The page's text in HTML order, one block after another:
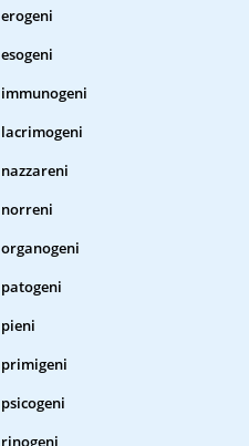
erogeni
esogeni
immunogeni
lacrimogeni
nazzareni
norreni
organogeni
patogeni
pieni
primigeni
psicogeni
rinogeni